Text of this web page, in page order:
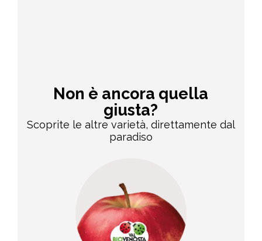
Non è ancora quella
giusta?
Scoprite le altre varietà, direttamente dal
paradiso